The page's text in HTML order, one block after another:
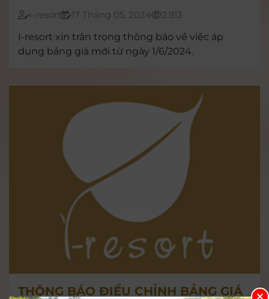
i-resort 17 Tháng 05, 2024
2.913
I-resort xin trân trọng thông báo về việc áp
dụng bảng giá mới từ ngày 1/6/2024.
THÔNG BÁO ĐIỀU CHỈNH BẢNG GIÁ